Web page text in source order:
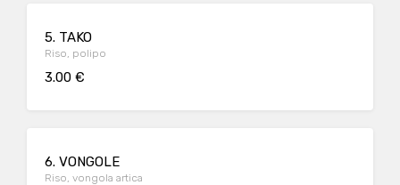
5. TAKO
Riso, polipo
3.00 €
6. VONGOLE
Riso, vongola artica